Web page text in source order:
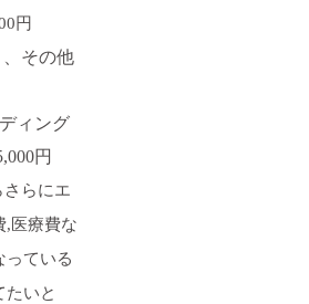
円
その他
ィング
円
さらにエ
,医療費な
っている
たいと